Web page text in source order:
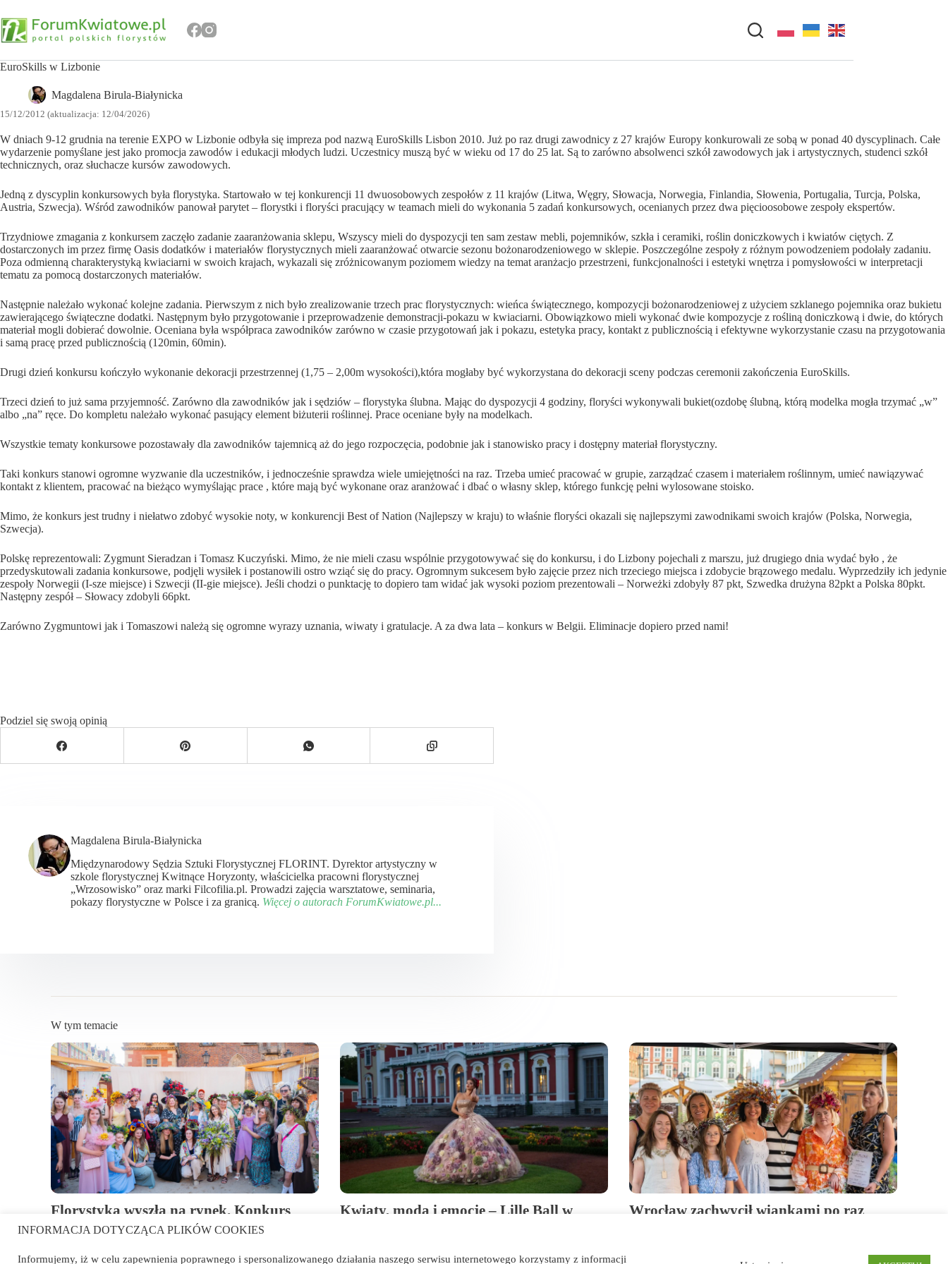
do
treści
EuroSkills w Lizbonie
Magdalena Birula-Białynicka
15/12/2012 (aktualizacja: 12/04/2026)
W dniach 9-12 grudnia na terenie EXPO w Lizbonie odbyła się impreza pod nazwą EuroSkills Lisbon 2010. Już po raz drugi zawodnicy z 27 krajów Europy konkurowali ze sobą w ponad 40 dyscyplinach. Całe
wydarzenie pomyślane jest jako promocja zawodów i edukacji młodych ludzi. Uczestnicy muszą być w wieku od 17 do 25 lat. Są to zarówno absolwenci szkół zawodowych jak i artystycznych, studenci szkół
technicznych, oraz słuchacze kursów zawodowych.
Jedną z dyscyplin konkursowych była florystyka. Startowało w tej konkurencji 11 dwuosobowych zespołów z 11 krajów (Litwa, Węgry, Słowacja, Norwegia, Finlandia, Słowenia, Portugalia, Turcja, Polska,
Austria, Szwecja). Wśród zawodników panował parytet – florystki i floryści pracujący w teamach mieli do wykonania 5 zadań konkursowych, ocenianych przez dwa pięcioosobowe zespoły ekspertów.
Trzydniowe zmagania z konkursem zaczęło zadanie zaaranżowania sklepu, Wszyscy mieli do dyspozycji ten sam zestaw mebli, pojemników, szkła i ceramiki, roślin doniczkowych i kwiatów ciętych. Z
dostarczonych im przez firmę Oasis dodatków i materiałów florystycznych mieli zaaranżować otwarcie sezonu bożonarodzeniowego w sklepie. Poszczególne zespoły z różnym powodzeniem podołały zadaniu.
Poza odmienną charakterystyką kwiaciarni w swoich krajach, wykazali się zróżnicowanym poziomem wiedzy na temat aranżacjo przestrzeni, funkcjonalności i estetyki wnętrza i pomysłowości w interpretacji
tematu za pomocą dostarczonych materiałów.
Następnie należało wykonać kolejne zadania. Pierwszym z nich było zrealizowanie trzech prac florystycznych: wieńca świątecznego, kompozycji bożonarodzeniowej z użyciem szklanego pojemnika oraz bukietu
zawierającego świąteczne dodatki. Następnym było przygotowanie i przeprowadzenie demonstracji-pokazu w kwiaciarni. Obowiązkowo mieli wykonać dwie kompozycje z rośliną doniczkową i dwie, do których
materiał mogli dobierać dowolnie. Oceniana była współpraca zawodników zarówno w czasie przygotowań jak i pokazu, estetyka pracy, kontakt z publicznością i efektywne wykorzystanie czasu na przygotowania
i samą pracę przed publicznością (120min, 60min).
Drugi dzień konkursu kończyło wykonanie dekoracji przestrzennej (1,75 – 2,00m wysokości),która mogłaby być wykorzystana do dekoracji sceny podczas ceremonii zakończenia EuroSkills.
Trzeci dzień to już sama przyjemność. Zarówno dla zawodników jak i sędziów – florystyka ślubna. Mając do dyspozycji 4 godziny, floryści wykonywali bukiet(ozdobę ślubną, którą modelka mogła trzymać „w”
albo „na” ręce. Do kompletu należało wykonać pasujący element biżuterii roślinnej. Prace oceniane były na modelkach.
Wszystkie tematy konkursowe pozostawały dla zawodników tajemnicą aż do jego rozpoczęcia, podobnie jak i stanowisko pracy i dostępny materiał florystyczny.
Taki konkurs stanowi ogromne wyzwanie dla uczestników, i jednocześnie sprawdza wiele umiejętności na raz. Trzeba umieć pracować w grupie, zarządzać czasem i materiałem roślinnym, umieć nawiązywać
kontakt z klientem, pracować na bieżąco wymyślając prace , które mają być wykonane oraz aranżować i dbać o własny sklep, którego funkcję pełni wylosowane stoisko.
Mimo, że konkurs jest trudny i niełatwo zdobyć wysokie noty, w konkurencji Best of Nation (Najlepszy w kraju) to właśnie floryści okazali się najlepszymi zawodnikami swoich krajów (Polska, Norwegia,
Szwecja).
Polskę reprezentowali: Zygmunt Sieradzan i Tomasz Kuczyński. Mimo, że nie mieli czasu wspólnie przygotowywać się do konkursu, i do Lizbony pojechali z marszu, już drugiego dnia wydać było , że
przedyskutowali zadania konkursowe, podjęli wysiłek i postanowili ostro wziąć się do pracy. Ogromnym sukcesem było zajęcie przez nich trzeciego miejsca i zdobycie brązowego medalu. Wyprzedziły ich jedynie
zespoły Norwegii (I-sze miejsce) i Szwecji (II-gie miejsce). Jeśli chodzi o punktację to dopiero tam widać jak wysoki poziom prezentowali – Norweżki zdobyły 87 pkt, Szwedka drużyna 82pkt a Polska 80pkt.
Następny zespół – Słowacy zdobyli 66pkt.
Zarówno Zygmuntowi jak i Tomaszowi należą się ogromne wyrazy uznania, wiwaty i gratulacje. A za dwa lata – konkurs w Belgii. Eliminacje dopiero przed nami!
Podziel się swoją opinią
Magdalena Birula-Białynicka
Międzynarodowy Sędzia Sztuki Florystycznej FLORINT. Dyrektor artystyczny w
szkole florystycznej Kwitnące Horyzonty, właścicielka pracowni florystycznej
„Wrzosowisko” oraz marki Filcofilia.pl. Prowadzi zajęcia warsztatowe, seminaria,
pokazy florystyczne w Polsce i za granicą. Więcej o autorach ForumKwiatowe.pl...
W tym temacie
Florystyka wyszła na rynek. Konkurs
„Przyjęcie w ogrodzie u wybranego
Kwiaty, moda i emocje – Lille Ball w
Wrocław zachwycił wiankami po raz
INFORMACJA DOTYCZĄCA PLIKÓW COOKIES
Informujemy, iż w celu zapewnienia poprawnego i spersonalizowanego działania naszego serwisu internetowego korzystamy z informacji